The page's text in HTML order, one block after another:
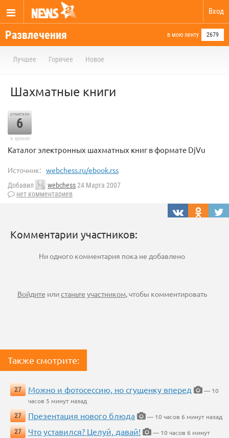
Вход
Развлечения в мою ленту 2679
Лучшее Горячее Новое
Шахматные книги
отметили
6
в архиве
Каталог электронных шахматных книг в формате DjVu
Источник: webchess.ru/ebook.rss
Добавил webchess24 Марта 2007
нет комментариев
Комментарии участников:
Ни одного комментария пока не добавлено
Войдите илистаньте участником, чтобы комментировать
Также смотрите:
27 Можно и фотосессию, но сгущенку вперед
— 10
часов 5 минут назад
27
Презентация нового блюда
— 10 часов 6 минут назад
27
Что уставился? Целуй, давай!
— 10 часов 6 минут